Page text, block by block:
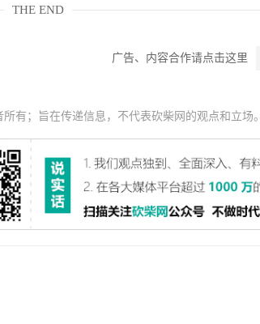
THE END
广告、内容合作请点击这里
有；旨在传递信息，不代表砍柴网的观点和立场。